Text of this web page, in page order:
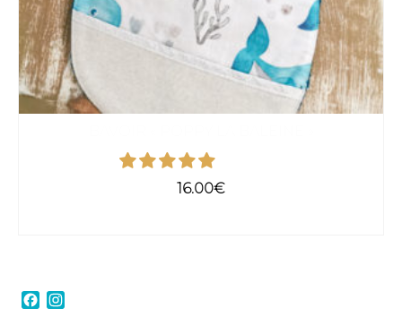
16.00€
Facebook